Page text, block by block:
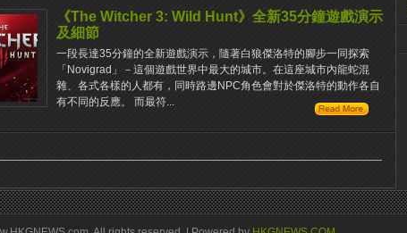
《The Witcher 3: Wild Hunt》全新35分鐘遊戲演示
及細節
一段長達35分鐘的全新遊戲演示，隨著白狼傑洛特的腳步一同探索
「Novigrad」－這個遊戲世界中最大的城市。在這座城市內龍蛇混
雜、各式各樣的人都有，同時路邊NPC角色會對於傑洛特的動作各自
有不同的反應。 而最符...